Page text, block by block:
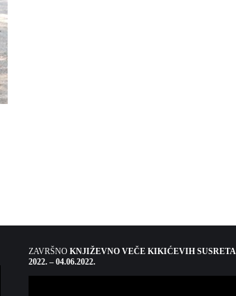
ZAVRŠNO KNJIŽEVNO VEČE KIKIĆEVIH SUSRETA
2022. – 04.06.2022.